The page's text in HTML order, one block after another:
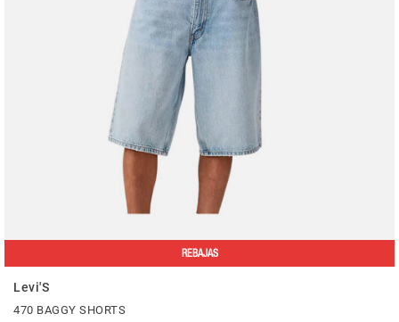
REBAJAS
Levi'S
470 BAGGY SHORTS